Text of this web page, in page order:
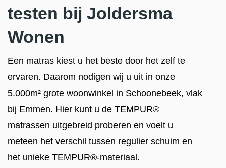
testen bij Joldersma
Wonen
Een matras kiest u het beste door het zelf te
ervaren. Daarom nodigen wij u uit in onze
5.000m² grote woonwinkel in Schoonebeek, vlak
bij Emmen. Hier kunt u de TEMPUR®
matrassen uitgebreid proberen en voelt u
meteen het verschil tussen regulier schuim en
het unieke TEMPUR®-materiaal.